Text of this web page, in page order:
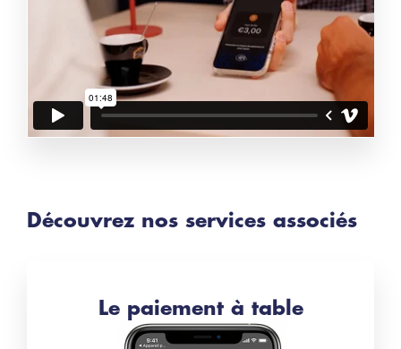
Découvrez nos services associés
Le paiement à table